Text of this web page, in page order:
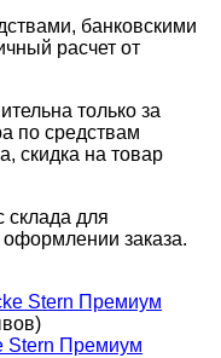
банковскими
расчет от
только за
по средствам
скидка на товар
склада для
заказа.
Stern Премиум